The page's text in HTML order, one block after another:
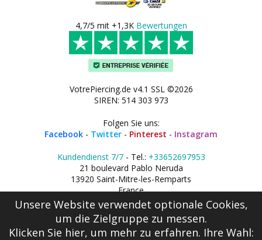
4,7/5 mit +1,3K Bewertungen
VotrePiercing.de v4.1 SSL ©2026
SIREN: 514 303 973
Folgen Sie uns:
Facebook - Twitter - Pinterest - Instagram
Kundendienst 7/7- Tel.: +33652697953
21 boulevard Pablo Neruda
13920 Saint-Mitre-les-Remparts
France
Unsere Website verwendet optionale Cookies,
um die Zielgruppe zu messen.
Klicken Sie hier, um mehr zu erfahren. Ihre Wahl: